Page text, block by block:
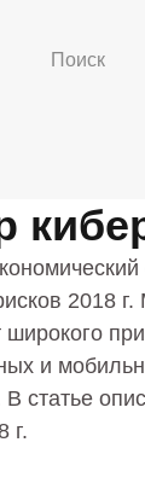
Поиск
2018
широкого
и
В статье
г.